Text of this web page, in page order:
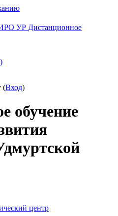
Дистанционное
(Вход)
обучение
центр